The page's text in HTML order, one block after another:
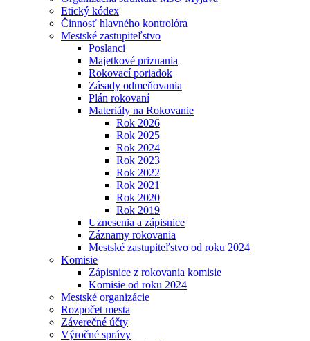
Etický kódex
Činnosť hlavného kontrolóra
Mestské zastupiteľstvo
Poslanci
Majetkové priznania
Rokovací poriadok
Zásady odmeňovania
Plán rokovaní
Materiály na Rokovanie
Rok 2026
Rok 2025
Rok 2024
Rok 2023
Rok 2022
Rok 2021
Rok 2020
Rok 2019
Uznesenia a zápisnice
Záznamy rokovania
Mestské zastupiteľstvo od roku 2024
Komisie
Zápisnice z rokovania komisie
Komisie od roku 2024
Mestské organizácie
Rozpočet mesta
Záverečné účty
Výročné správy